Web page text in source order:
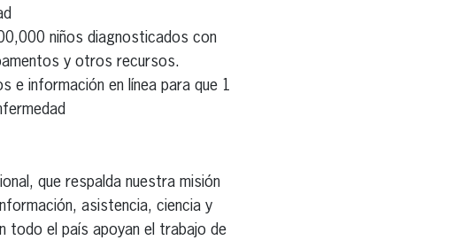
niños diagnosticados con
y otros recursos.
e información en línea para que 1
que respalda nuestra misión
asistencia, ciencia y
todo el país apoyan el trabajo de